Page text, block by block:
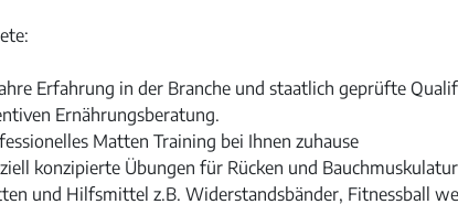
Erfahrung in der Branche und staatlich geprüfte
Ernährungsberatung.
Matten Training bei Ihnen zuhause
konzipierte Übungen für Rücken und Bauchmuskulatur
und Hilfsmittel z.B. Widerstandsbänder, Fitnessball